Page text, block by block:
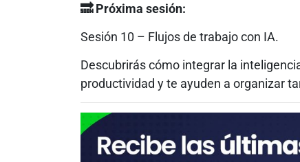
🔜 Próxima sesión:
Sesión 10 – Flujos de trabajo con IA.
Descubrirás cómo integrar la
productividad y te ayuden a organizar